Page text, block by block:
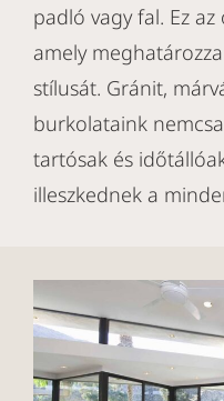
padló vagy fal. Ez
amely
stílusát. Gránit,
burkolataink
tartósak és
illeszkednek a